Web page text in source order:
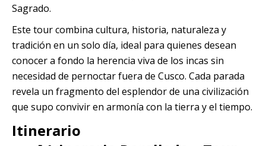
Sagrado.
Este tour combina cultura, historia, naturaleza y
tradición en un solo día, ideal para quienes desean
conocer a fondo la herencia viva de los incas sin
necesidad de pernoctar fuera de Cusco. Cada parada
revela un fragmento del esplendor de una civilización
que supo convivir en armonía con la tierra y el tiempo.
Itinerario